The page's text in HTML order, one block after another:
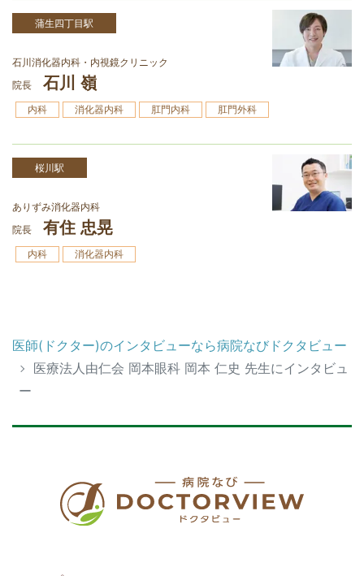
蒲生四丁目駅
石川消化器内科・内視鏡クリニック
院長
石川 嶺
内科 消化器内科 肛門内科 肛門外科
桜川駅
ありずみ消化器内科
院長
有住 忠晃
内科 消化器内科
医師(ドクター)のインタビューなら病院なびドクタビュー
医療法人由仁会 岡本眼科 岡本 仁史 先生にインタビュ
ー